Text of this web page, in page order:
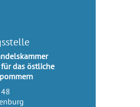
das östliche